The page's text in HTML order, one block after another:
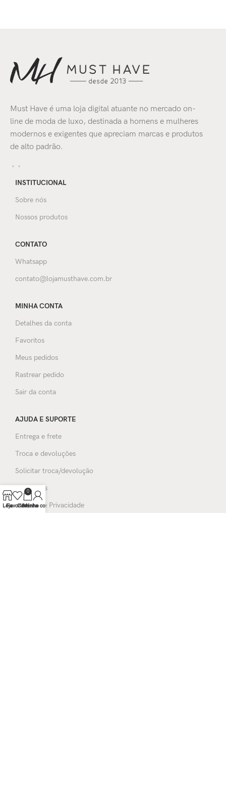
Must Have é uma loja digital atuante no mercado on-
line de moda de luxo, destinada a homens e mulheres
modernos e exigentes que apreciam marcas e produtos
de alto padrão.
INSTITUCIONAL
Sobre nós
Nossos produtos
CONTATO
Whatsapp
contato@lojamusthave.com.br
MINHA CONTA
Detalhes da conta
Favoritos
Meus pedidos
Rastrear pedido
Sair da conta
AJUDA E SUPORTE
Entrega e frete
Troca e devoluções
Solicitar troca/devolução
Avaliações
Política de Privacidade
Loja
Favoritos
0
Carrinho
Minha conta